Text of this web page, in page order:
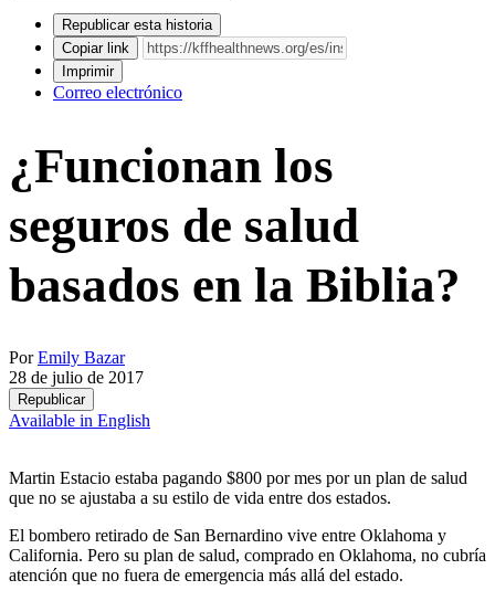
Republicar esta historia
Copiar link
Imprimir
Correo electrónico
¿Funcionan los
seguros de salud
basados en la Biblia?
PorEmily Bazar
28 de julio de 2017
Republicar
Available in English
Martin Estacio estaba pagando $800 por mes por un plan de salud
que no se ajustaba a su estilo de vida entre dos estados.
El bombero retirado de San Bernardino vive entre Oklahoma y
California. Pero su plan de salud, comprado en Oklahoma, no cubría
atención que no fuera de emergencia más allá del estado.